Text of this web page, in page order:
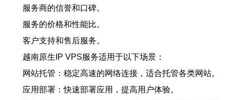
服务商的信誉和口碑。
服务的价格和性能比。
客户支持和售后服务。
越南原生IP VPS服务适用于以下场景：
网站托管：稳定高速的网络连接，适合托管各类网站。
应用部署：快速部署应用，提高用户体验。